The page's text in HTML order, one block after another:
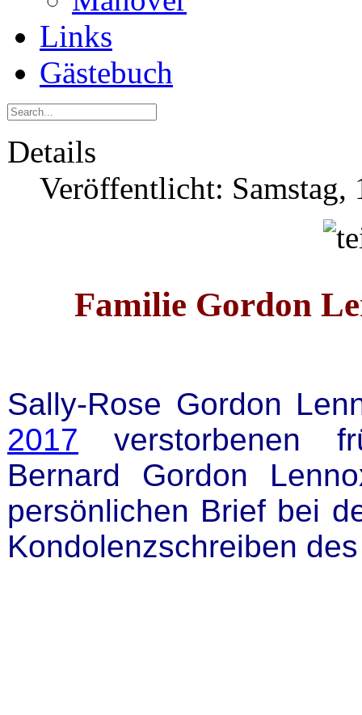
Links
Gästebuch
Details
Veröffentlicht: Samstag,
Familie Gordon
Sally-Rose Gordon
2017 verstorbenen
Bernard Gordon
persönlichen Brief bei
Kondolenzschreiben